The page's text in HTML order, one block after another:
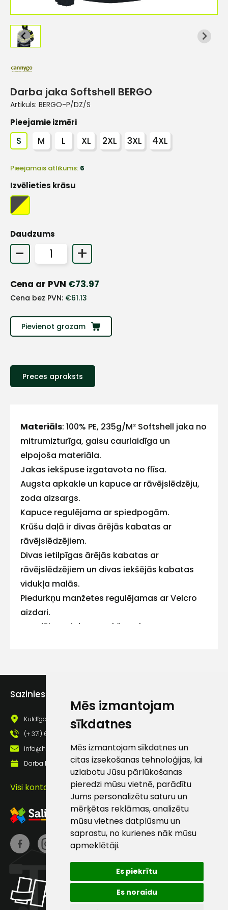
Mēs izmantojam
sīkdatnes
Mēs izmantojam sīkdatnes un
citas izsekošanas tehnoloģijas, lai
uzlabotu Jūsu pārlūkošanas
pieredzi mūsu vietnē, parādītu
Jums personalizētu saturu un
mērķētas reklāmas, analizētu
mūsu vietnes datplūsmu un
saprastu, no kurienes nāk mūsu
apmeklētāji.
Es piekrītu
Es noraidu
Darba jaka Softshell BERGO
Artikuls: BERGO-P/DZ/S
Pieejamie izmēri
S M L XL 2XL 3XL 4XL
Pieejamais atlikums: 6
Izvēlieties krāsu
Daudzums
- +
Cena ar PVN €73.97
Cena bez PVN: €61.13
Pievienot grozam
Preces apraksts
Materiāls: 100% PE, 235g/M² Softshell jaka no
mitrumizturīga, gaisu caurlaidīga un
elpojoša materiāla.
Jakas iekšpuse izgatavota no flīsa.
Augsta apkakle un kapuce ar rāvējslēdzēju,
zoda aizsargs.
Kapuce regulējama ar spiedpogām.
Krūšu daļā ir divas ārējās kabatas ar
rāvējslēdzējiem.
Divas ietilpīgas ārējās kabatas ar
rāvējslēdzējiem un divas iekšējās kabatas
vidukļa malās.
Piedurkņu manžetes regulējamas ar Velcro
aizdari.
Regulējams jakas apakšas platums.
Sazinies ar mums
Kuldīgas iela 69a, Saldus, Saldus nov., LV - 3801
(+ 371) 63 881 186
info@hards.lv
Darba laiks: Darbadienās: 8:00 - 17:00
Visi kontakti
Kontakttālrunis
Ziņojums
Klientu
atbalsts
Darbdienās:
8:00 – 17:00
186
info@hards.lv
+